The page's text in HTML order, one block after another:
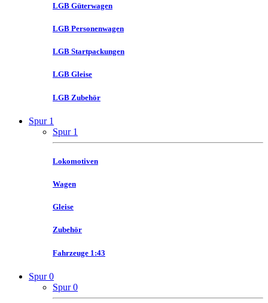
LGB Güterwagen
LGB Personenwagen
LGB Startpackungen
LGB Gleise
LGB Zubehör
Spur 1
Spur 1
Lokomotiven
Wagen
Gleise
Zubehör
Fahrzeuge 1:43
Spur 0
Spur 0